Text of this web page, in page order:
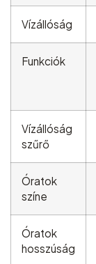
Vízállóság
Funkciók
Vízállóság
szűrő
Óratok
színe
Óratok
hosszúság